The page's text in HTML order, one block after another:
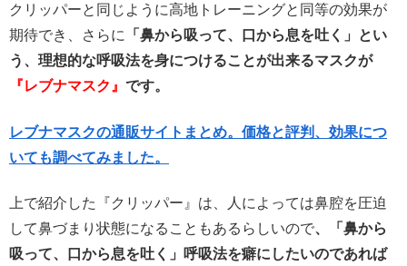
クリッパーと同じように高地トレーニングと同等の効果が
期待でき、さらに
「鼻から吸って、口から息を吐く」とい
う、理想的な呼吸法を身につけることが出来るマスクが
『レブナマスク』 です。
レブナマスクの通販サイトまとめ。価格と評判、効果につ
いても調べてみました。
上で紹介した『クリッパー』は、人によっては鼻腔を圧迫
して鼻づまり状態になることもあるらしいので、「鼻から
吸って、口から息を吐く」呼吸法を癖にしたいのであれば